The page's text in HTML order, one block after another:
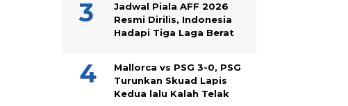
Jadwal Piala AFF 2026
Resmi Dirilis, Indonesia
Hadapi Tiga Laga Berat
Mallorca vs PSG 3-0, PSG
Turunkan Skuad Lapis
Kedua lalu Kalah Telak